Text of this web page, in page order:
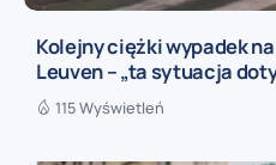
Kolejny ciężki wypadek
Leuven – „ta sytuacja
115 Wyświetleń